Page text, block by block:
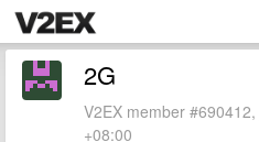
2G
V2EX member
+08:00